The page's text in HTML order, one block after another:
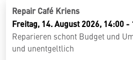
Repair Café Kriens
Freitag, 14. August 2026, 14:00 -
Reparieren schont Budget und
und unentgeltlich